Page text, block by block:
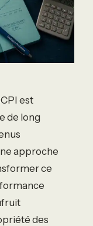
est
de long
approche
ce
des